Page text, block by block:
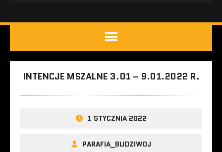
INTENCJE MSZALNE 3.01 – 9.01.2022 R.
1 STYCZNIA 2022
PARAFIA_BUDZIWOJ